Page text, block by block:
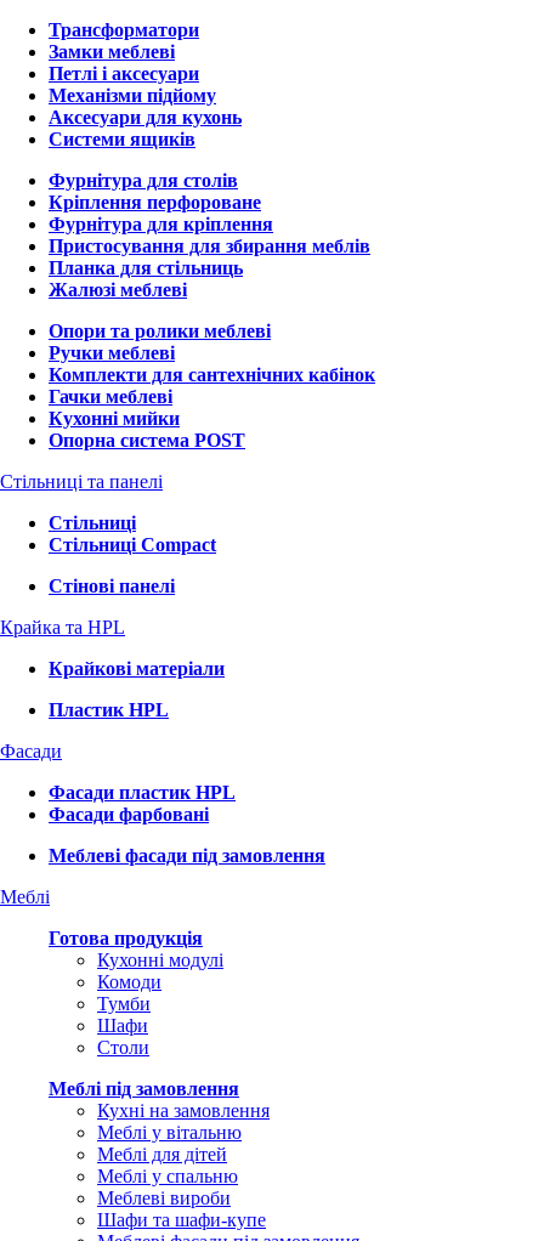
Трансформатори
Замки меблеві
Петлі і аксесуари
Механізми підйому
Аксесуари для кухонь
Системи ящиків
Фурнітура для столів
Кріплення перфороване
Фурнітура для кріплення
Пристосування для збирання меблів
Планка для стільниць
Жалюзі меблеві
Опори та ролики меблеві
Ручки меблеві
Комплекти для сантехнічних кабінок
Гачки меблеві
Кухонні мийки
Опорна система POST
Стільниці та панелі
Стільниці
Стільниці Compact
Стінові панелі
Крайка та HPL
Крайкові матеріали
Пластик HPL
Фасади
Фасади пластик HPL
Фасади фарбовані
Меблеві фасади під замовлення
Меблі
Готова продукція
Кухонні модулі
Комоди
Тумби
Шафи
Столи
Меблі під замовлення
Кухні на замовлення
Меблі у вітальню
Меблі для дітей
Меблі у спальню
Меблеві вироби
Шафи та шафи-купе